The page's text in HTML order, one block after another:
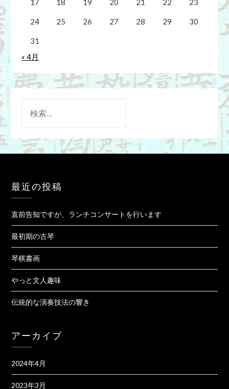
17 18 19 20 21 22 23
24 25 26 27 28 29 30
31
« 4月
索:
最近の投稿
直前告知ですが、ランチコンサートを行います
最初期の古琴
琴棋書画
やっと文人趣味
伝統的な演奏技法の響き
アーカイブ
2024年4月
2023年3月